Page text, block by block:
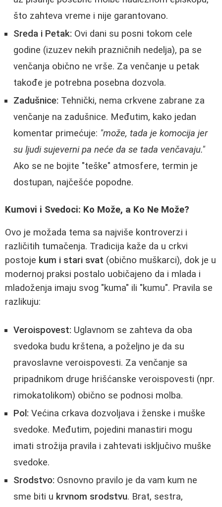
što zahteva vreme i nije garantovano.
Sreda i Petak: Ovi dani su posni tokom cele
godine (izuzev nekih prazničnih nedelja), pa se
venčanja obično ne vrše. Za venčanje u petak
takođe je potrebna posebna dozvola.
Zadušnice: Tehnički, nema crkvene zabrane za
venčanje na zadušnice. Međutim, kako jedan
komentar primećuje: "može, tada je komocija jer
su ljudi sujeverni pa neće da se tada venčavaju."
Ako se ne bojite "teške" atmosfere, termin je
dostupan, najčešće popodne.
Kumovi i Svedoci: Ko Može, a Ko Ne Može?
Ovo je možada tema sa najviše kontroverzi i
različitih tumačenja. Tradicija kaže da u crkvi
postoje kum i stari svat (obično muškarci), dok je u
modernoj praksi postalo uobičajeno da i mlada i
mladoženja imaju svog "kuma" ili "kumu". Pravila se
razlikuju:
Veroispovest: Uglavnom se zahteva da oba
svedoka budu krštena, a poželjno je da su
pravoslavne veroispovesti. Za venčanje sa
pripadnikom druge hrišćanske veroispovesti (npr.
rimokatolikom) obično se podnosi molba.
Pol: Većina crkava dozvoljava i ženske i muške
svedoke. Međutim, pojedini manastiri mogu
imati strožija pravila i zahtevati isključivo muške
svedoke.
Srodstvo: Osnovno pravilo je da vam kum ne
sme biti u krvnom srodstvu. Brat, sestra,